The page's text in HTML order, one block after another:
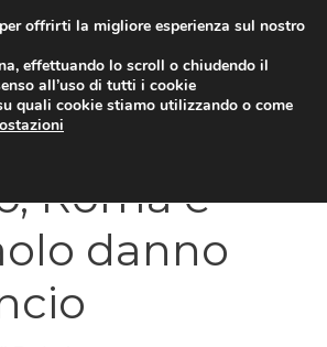
Roma e
danno
offrirti la migliore esperienza sul nostro
effettuando lo scroll o chiudendo il
all’uso di tutti i cookie
quali cookie stiamo utilizzando o come